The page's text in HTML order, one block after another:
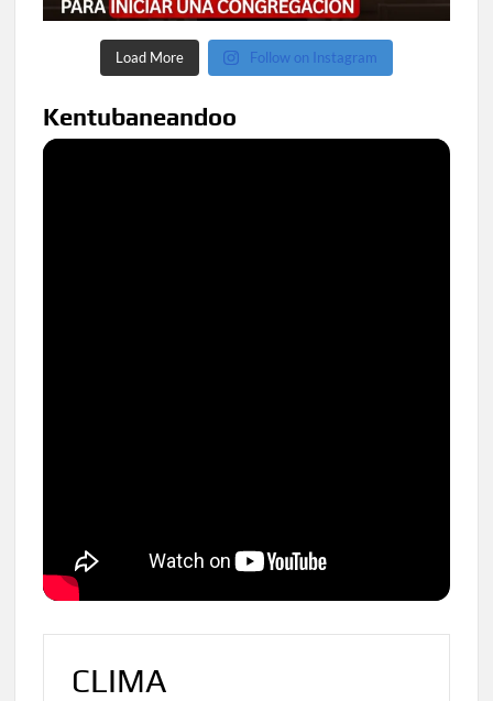
Load More Follow on Instagram
Kentubaneandoo
CLIMA